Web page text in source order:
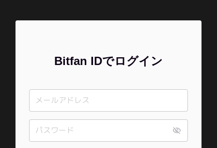
Bitfan IDでログイン